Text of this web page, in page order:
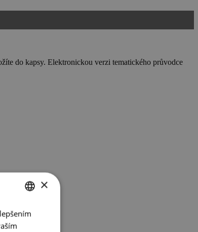
do kapsy. Elektronickou verzi tematického průvodce
CZECH
×